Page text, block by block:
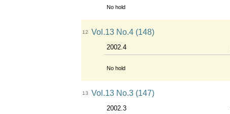
No hold
12 Vol.13 No.4 (148)
2002.4
No hold
13 Vol.13 No.3 (147)
2002.3